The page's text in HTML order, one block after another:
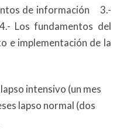
de información 3.-
Los fundamentos del
e implementación de la
intensivo (un mes
lapso normal (dos